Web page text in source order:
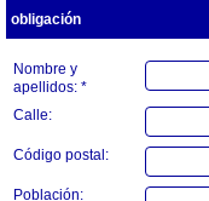
obligación
Nombre y
apellidos: *
Calle:
Código postal:
Población: